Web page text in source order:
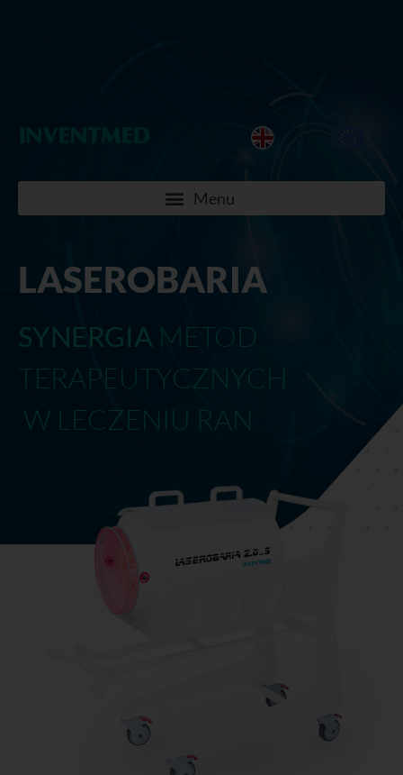
LASEROBARIA
SYNERGIA METOD
TERAPEUTYCZNYCH
W LECZENIU RAN